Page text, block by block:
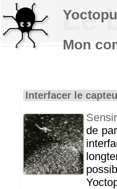
Le
Interfacer le
de
Mon